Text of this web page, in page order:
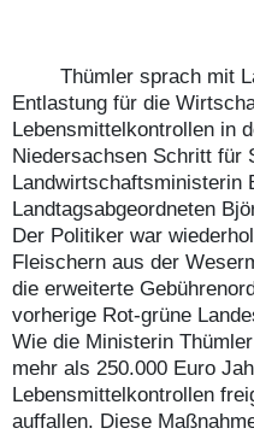
Thümler sprach mit
Entlastung für die
Lebensmittelkontrollen in
Niedersachsen Schritt für
Landwirtschaftsministerin
Landtagsabgeordneten
Der Politiker war
Fleischern aus der
die erweiterte
vorherige Rot-grüne
Wie die Ministerin
mehr als 250.000 Euro
Lebensmittelkontrollen
auffallen. Diese